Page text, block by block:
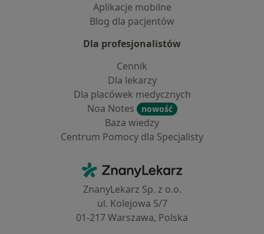
Aplikacje mobilne
Blog dla pacjentów
Dla profesjonalistów
Cennik
Dla lekarzy
Dla placówek medycznych
Noa Notes
nowość
Baza wiedzy
Centrum Pomocy dla Specjalisty
ZnanyLekarz - Strona główna
ZnanyLekarz Sp. z o.o.
ul. Kolejowa 5/7
01-217 Warszawa, Polska